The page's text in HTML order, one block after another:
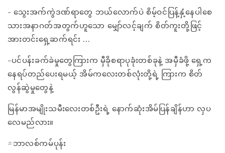
- သွေးအက်ကွဲဒဏ်ရာတွေ ဘယ်လောက်ပဲ စိမ့်ဝင်ပြန့်နှံ့နေပါစေ
သားအနာဂတ်အတွက်ဟူသော မျှော်လင့်ချက် စိတ်ကူးတို့ဖြင့်
အားတင်းရှေ့ဆက်ရင်း ...
-ပင်ပန်းခက်ခဲမှုတွေကြားက မှီခိုစရာပုခုံးတစ်ခုနဲ့ အမှီခံဖို့ ရှေ့က
နေရပ်တည်ပေးရမယ့် အိမ်ကလေးတစ်လုံးတို့ရဲ့ ကြားက စိတ်
လွန်ဆွဲမှုတွေနဲ့
မြန်မာအမျိုးသမီးလေးတစ်ဦးရဲ့ နောက်ဆုံးအိမ်ပြန်ချိန်ဟာ လှပ
လေမည်လား။
#ဘာလစ်ကမ်ပုန်း